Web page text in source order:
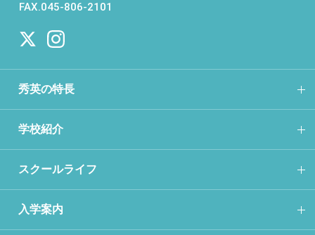
FAX.045-806-2101
秀英の特長
学校紹介
スクールライフ
入学案内